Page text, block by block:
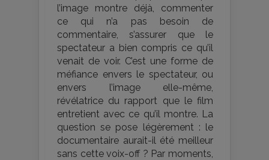
l’image montre déjà, commenter
ce qui n’a pas besoin de
commentaire, s’assurer que le
spectateur a bien compris ce qu’il
venait de voir. C’est une forme de
méfiance envers le spectateur, ou
envers l’image elle-même,
révélatrice du rapport que le film
entretient avec ce qu’il montre. La
question se pose légèrement : le
documentaire aurait-il été meilleur
sans cette voix-off ? Par moments,